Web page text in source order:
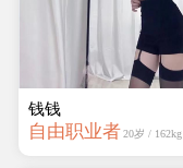
钱钱
自由职业者 20岁 / 162kg